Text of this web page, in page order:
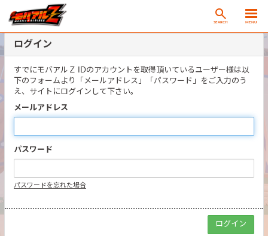
SEARCH MENU
ログイン
すでにモバアルＺ IDのアカウントを取得頂いているユーザー様は以
下のフォームより「メールアドレス」「パスワード」をご入力のう
え、サイトにログインして下さい。
メールアドレス
パスワード
パスワードを忘れた場合